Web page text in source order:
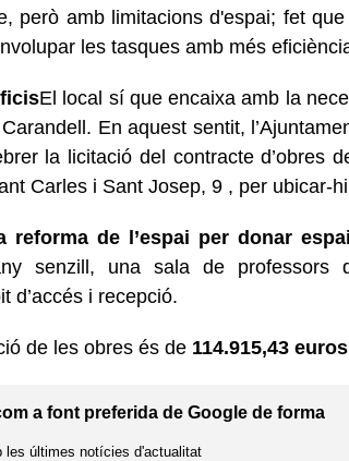
però amb limitacions d'espai; fet
les tasques amb més
El local sí que encaixa amb la
En aquest sentit,
la licitació del contracte d’obres
Carles i Sant Josep, 9 , per ubicar-
reforma de l’espai per donar
senzill, una sala de professors
d’accés i recepció.
de les obres és de 114.915,43
a font preferida de Google de forma
les últimes notícies d'actualitat